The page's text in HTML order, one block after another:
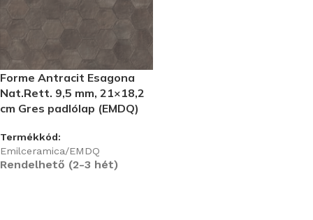
Forme Antracit Esagona
Nat.Rett. 9,5 mm, 21×18,2
cm Gres padlólap (EMDQ)
Termékkód:
Emilceramica/EMDQ
Rendelhető (2-3 hét)